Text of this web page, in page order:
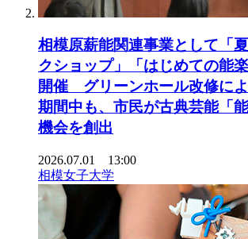
相模原薪能関連事業として「
クショップ」「はじめての能
開催 グリーンホール改修に
期間中も、市民が古典芸能「
機会を創出
2026.07.01 13:00
相模女子大学